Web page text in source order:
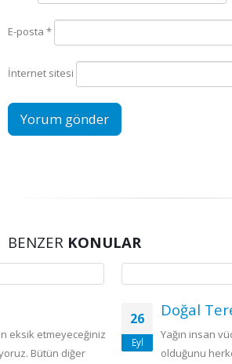
E-posta *
İnternet sitesi
BENZER KONULAR
Eyl
Doğal Tereyağı
Yağın insan vücudu için
olduğunu herkes bilir. Vücutta